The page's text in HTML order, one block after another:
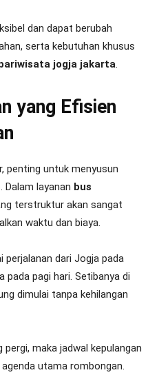
dan dapat berubah
serta kebutuhan khusus
jogja jakarta.
yang Efisien
penting untuk menyusun
Dalam layanan bus
terstruktur akan sangat
waktu dan biaya.
perjalanan dari Jogja pada
pada pagi hari. Setibanya di
dimulai tanpa kehilangan
maka jadwal kepulangan
utama rombongan.